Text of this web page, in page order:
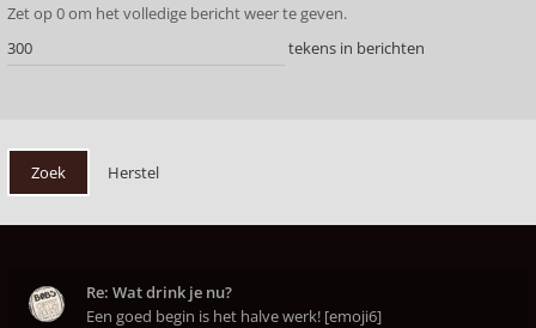
Zet op 0 om het volledige bericht weer te geven.
tekens in berichten
Re: Wat drink je nu?
Een goed begin is het halve werk! [emoji6]